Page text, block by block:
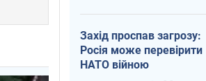
Захід проспав загрозу:
Росія може перевірити
НАТО війною